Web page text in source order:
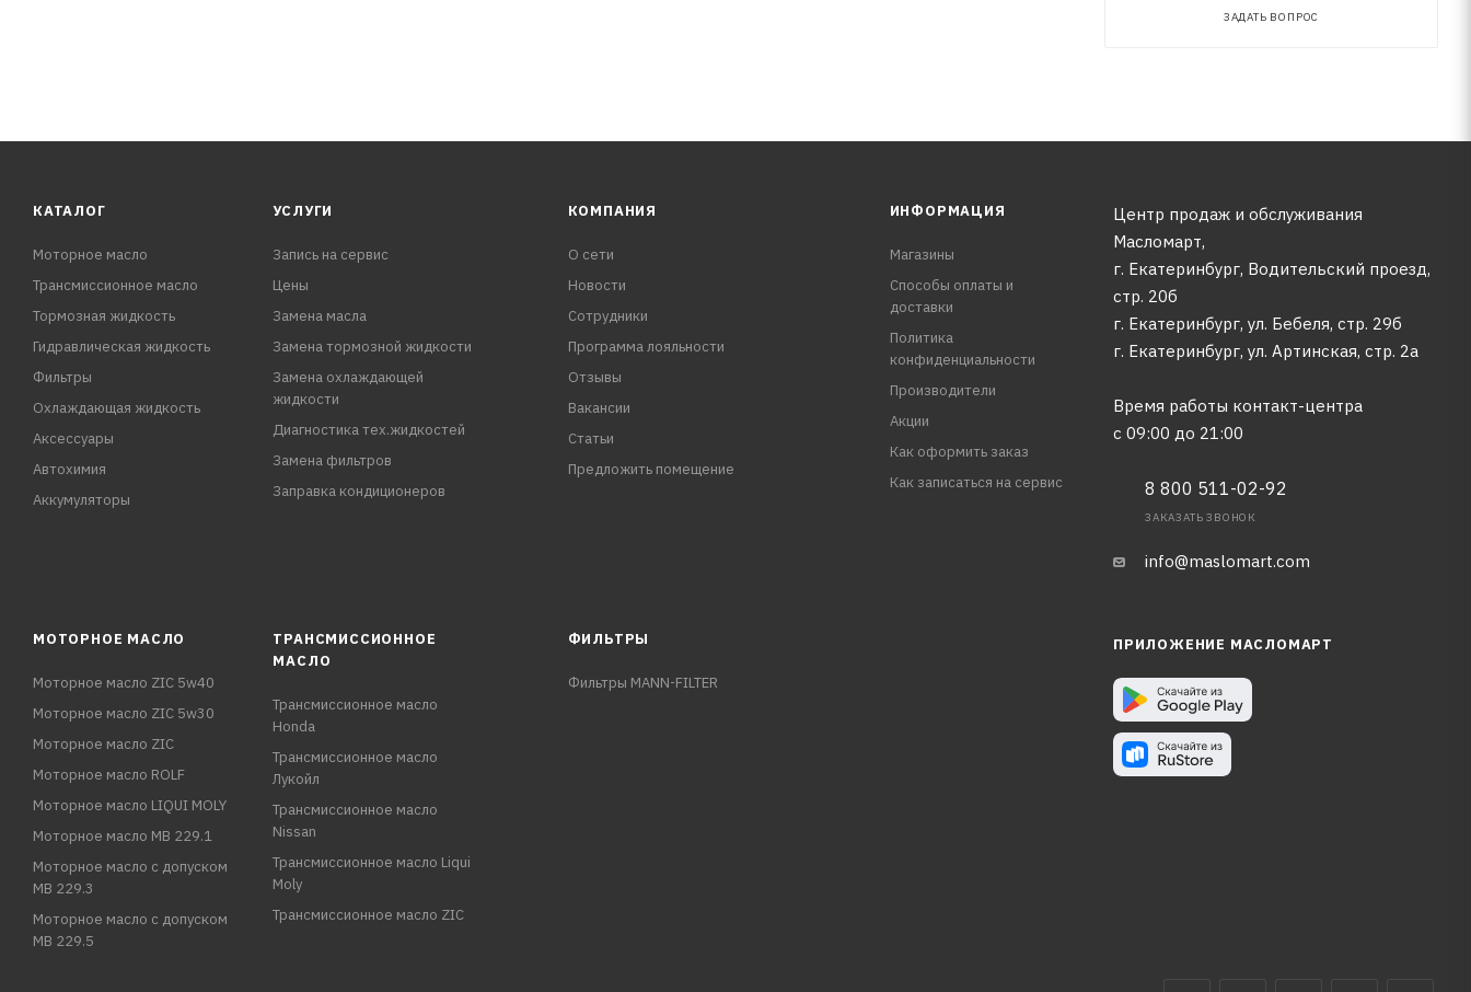
ЗАДАТЬ ВОПРОС
КАТАЛОГ
Моторное масло
Трансмиссионное масло
Тормозная жидкость
Гидравлическая жидкость
Фильтры
Охлаждающая жидкость
Аксессуары
Автохимия
Аккумуляторы
УСЛУГИ
Запись на сервис
Цены
Замена масла
Замена тормозной жидкости
Замена охлаждающей
жидкости
Диагностика тех.жидкостей
Замена фильтров
Заправка кондиционеров
КОМПАНИЯ
О сети
Новости
Сотрудники
Программа лояльности
Отзывы
Вакансии
Статьи
Предложить помещение
ИНФОРМАЦИЯ
Магазины
Способы оплаты и
доставки
Политика
конфиденциальности
Производители
Акции
Как оформить заказ
Как записаться на сервис
Центр продаж и обслуживания
Масломарт,
г. Екатеринбург, Водительский проезд,
стр. 20б
г. Екатеринбург, ул. Бебеля, стр. 29б
г. Екатеринбург, ул. Артинская, стр. 2а
Время работы контакт-центра
с 09:00 до 21:00
8 800 511-02-92
ЗАКАЗАТЬ ЗВОНОК
info@maslomart.com
МОТОРНОЕ МАСЛО
Моторное масло ZIC 5w40
Моторное масло ZIC 5w30
Моторное масло ZIC
Моторное масло ROLF
Моторное масло LIQUI MOLY
Моторное масло MB 229.1
Моторное масло с допуском
MB 229.3
Моторное масло с допуском
MB 229.5
ТРАНСМИССИОННОЕ
МАСЛО
Трансмиссионное масло
Honda
Трансмиссионное масло
Лукойл
Трансмиссионное масло
Nissan
Трансмиссионное масло Liqui
Moly
Трансмиссионное масло ZIC
ФИЛЬТРЫ
Фильтры MANN-FILTER
ПРИЛОЖЕНИЕ МАСЛОМАРТ